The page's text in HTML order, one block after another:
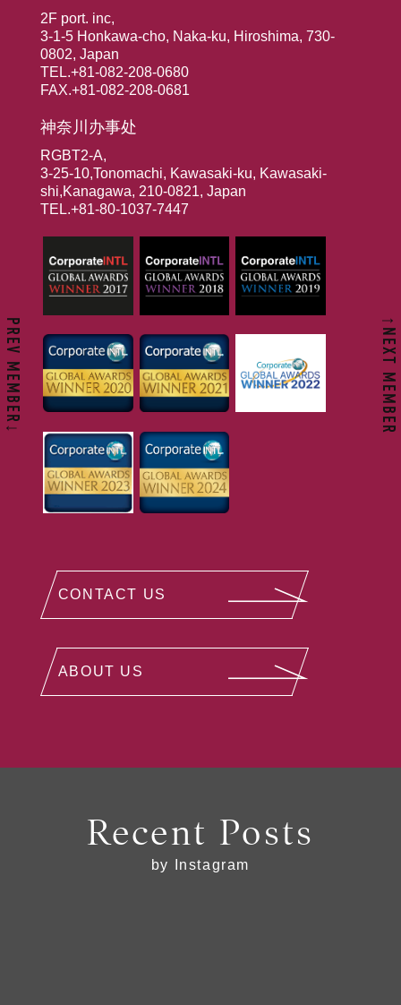
↑NEXT MEMBER
PREV MEMBER↓
2F port. inc,
3-1-5 Honkawa-cho, Naka-ku, Hiroshima, 730-
0802, Japan
TEL.+81-082-208-0680
FAX.+81-082-208-0681
神奈川办事处
RGBT2-A,
3-25-10,Tonomachi, Kawasaki-ku, Kawasaki-
shi,Kanagawa, 210-0821, Japan
TEL.+81-80-1037-7447
CONTACT US
ABOUT US
Recent Posts
by Instagram